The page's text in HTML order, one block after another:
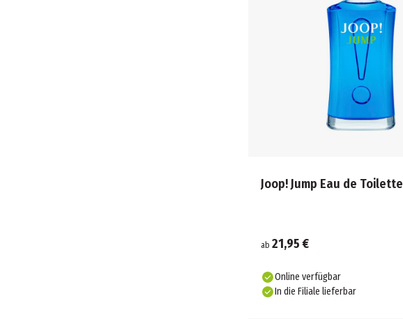
Joop! Jump Eau de Toilette
ab 21,95 €
Online verfügbar
In die Filiale lieferbar